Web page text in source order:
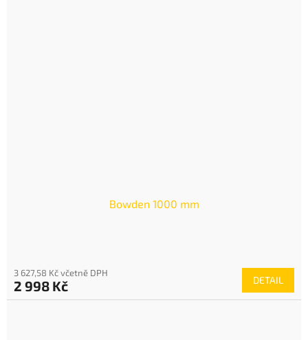
Bowden 1000 mm
3 627,58 Kč včetně DPH
2 998 Kč DETAIL